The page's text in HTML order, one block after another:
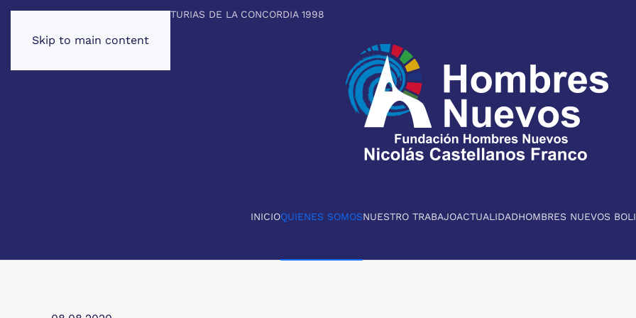
Skip to main content
PREMIO PRINCIPE DE ASTURIAS DE LA CONCORDIA 1998
INICIOQUIENES SOMOSNUESTRO TRABAJOACTUALIDADHOMBRES NUEVOS